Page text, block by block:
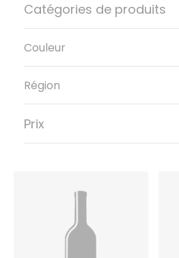
Catégories de produits
Couleur
Région
Prix